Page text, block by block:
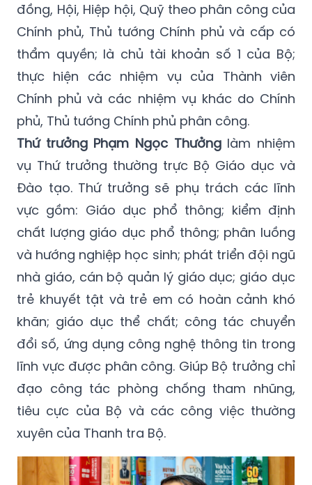
đồng, Hội, Hiệp hội, Quỹ theo phân công của
Chính phủ, Thủ tướng Chính phủ và cấp có
thẩm quyền; là chủ tài khoản số 1 của Bộ;
thực hiện các nhiệm vụ của Thành viên
Chính phủ và các nhiệm vụ khác do Chính
phủ, Thủ tướng Chính phủ phân công.
Thứ trưởng Phạm Ngọc Thưởnglàm nhiệm
vụ Thứ trưởng thường trực Bộ Giáo dục và
Đào tạo. Thứ trưởng sẽ phụ trách các lĩnh
vực gồm: Giáo dục phổ thông; kiểm định
chất lượng giáo dục phổ thông; phân luồng
và hướng nghiệp học sinh; phát triển đội ngũ
nhà giáo, cán bộ quản lý giáo dục; giáo dục
trẻ khuyết tật và trẻ em có hoàn cảnh khó
khăn; giáo dục thể chất; công tác chuyển
đổi số, ứng dụng công nghệ thông tin trong
lĩnh vực được phân công. Giúp Bộ trưởng chỉ
đạo công tác phòng chống tham nhũng,
tiêu cực của Bộ và các công việc thường
xuyên của Thanh tra Bộ.